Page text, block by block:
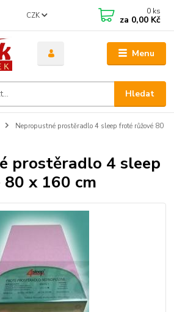
Menu
CZK
Hledat
0 ks
za 0,00 Kč
Nepropustné prostěradlo 4 sleep froté růžové 80
prostěradlo 4 sleep
x 160 cm